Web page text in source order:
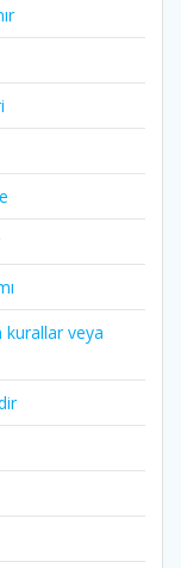
kurallar veya